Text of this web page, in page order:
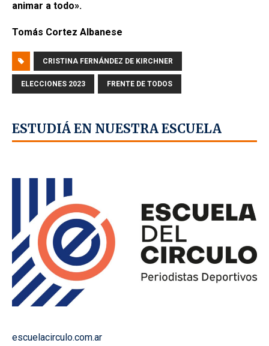
animar a todo».
Tomás Cortez Albanese
CRISTINA FERNÁNDEZ DE KIRCHNER
ELECCIONES 2023 FRENTE DE TODOS
ESTUDIÁ EN NUESTRA ESCUELA
escuelacirculo.com.ar